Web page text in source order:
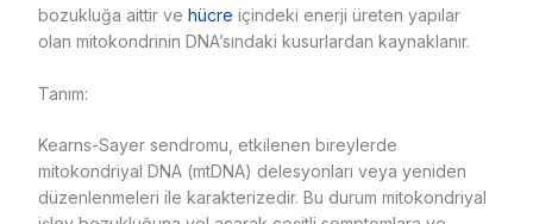
bozukluğa aittir ve hücre içindeki enerji üreten yapılar
olan mitokondrinin DNA’sındaki kusurlardan kaynaklanır.
Tanım:
Kearns-Sayer sendromu, etkilenen bireylerde
mitokondriyal DNA (mtDNA) delesyonları veya yeniden
düzenlenmeleri ile karakterizedir. Bu durum mitokondriyal